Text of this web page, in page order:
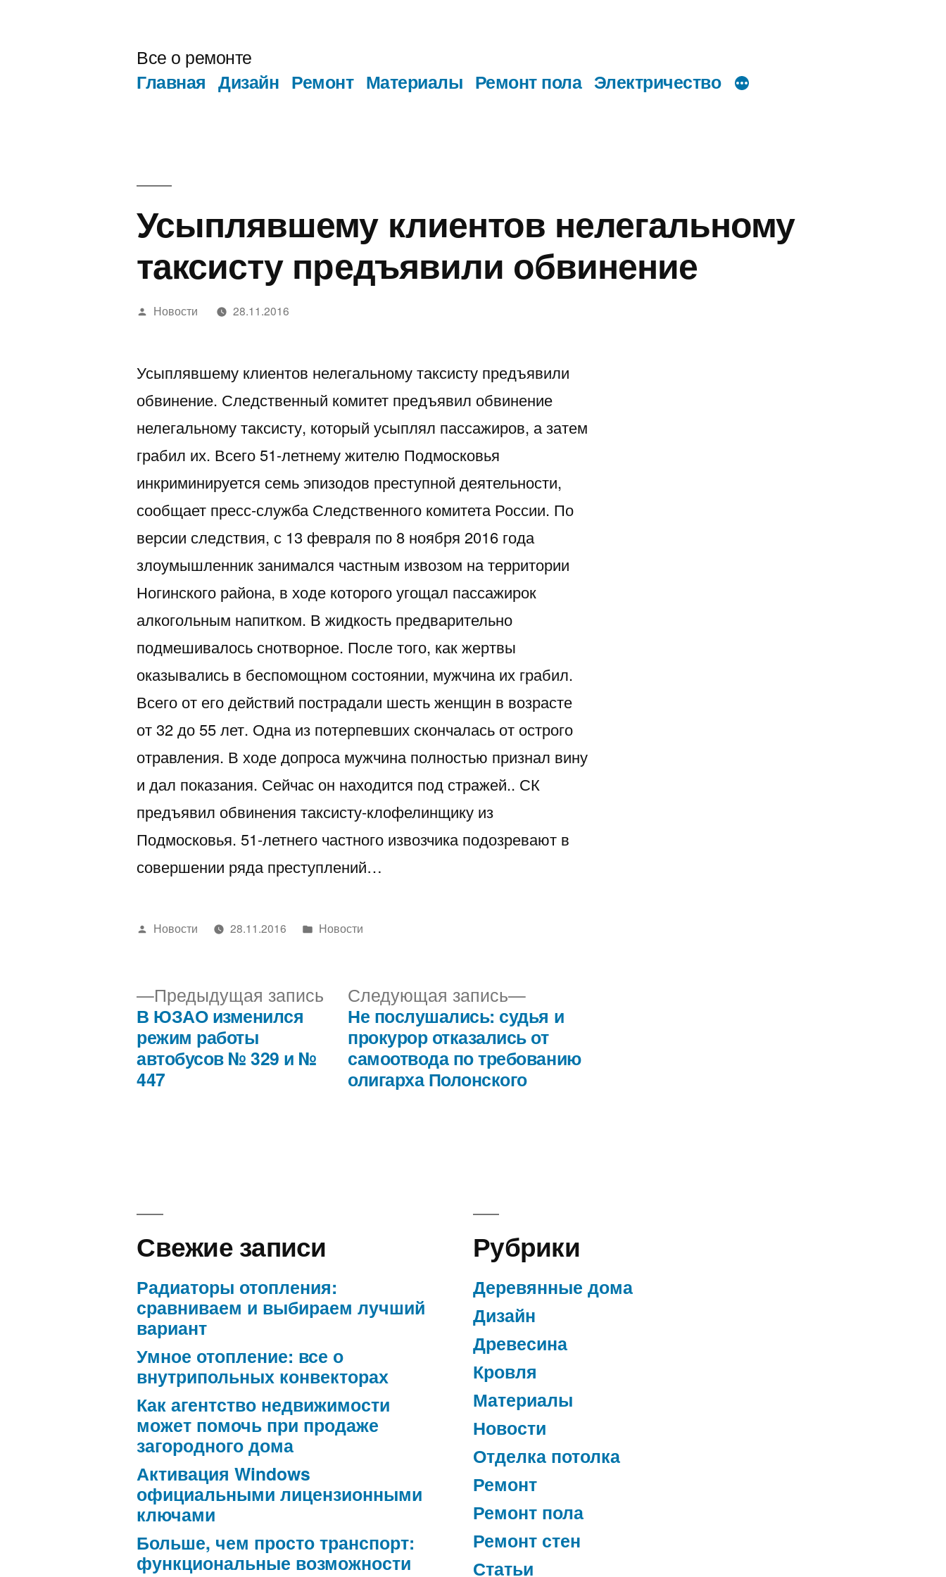
Все о ремонте
Главная Дизайн Ремонт Материалы Ремонт пола Электричество
Усыплявшему клиентов нелегальному
таксисту предъявили обвинение
Написано
Новости 28.11.2016
Усыплявшему клиентов нелегальному таксисту предъявили
обвинение. Следственный комитет предъявил обвинение
нелегальному таксисту, который усыплял пассажиров, а затем
грабил их. Всего 51-летнему жителю Подмосковья
инкриминируется семь эпизодов преступной деятельности,
сообщает пресс-служба Следственного комитета России. По
версии следствия, с 13 февраля по 8 ноября 2016 года
злоумышленник занимался частным извозом на территории
Ногинского района, в ходе которого угощал пассажирок
алкогольным напитком. В жидкость предварительно
подмешивалось снотворное. После того, как жертвы
оказывались в беспомощном состоянии, мужчина их грабил.
Всего от его действий пострадали шесть женщин в возрасте
от 32 до 55 лет. Одна из потерпевших скончалась от острого
отравления. В ходе допроса мужчина полностью признал вину
и дал показания. Сейчас он находится под стражей.. СК
предъявил обвинения таксисту-клофелинщику из
Подмосковья. 51-летнего частного извозчика подозревают в
совершении ряда преступлений…
Написано
Новости 28.11.2016
Написано
Новости
Навигация
Предыдущая запись Предыдущая
запись:
В ЮЗАО изменился
режим работы
автобусов № 329 и №
447
Следующая запись
Следующая
запись:
Не послушались: судья и
прокурор отказались от
самоотвода по требованию
олигарха Полонского
Свежие записи
Радиаторы отопления:
сравниваем и выбираем лучший
вариант
Умное отопление: все о
внутрипольных конвекторах
Как агентство недвижимости
может помочь при продаже
загородного дома
Активация Windows
официальными лицензионными
ключами
Больше, чем просто транспорт:
функциональные возможности
Рубрики
Деревянные дома
Дизайн
Древесина
Кровля
Материалы
Новости
Отделка потолка
Ремонт
Ремонт пола
Ремонт стен
Статьи